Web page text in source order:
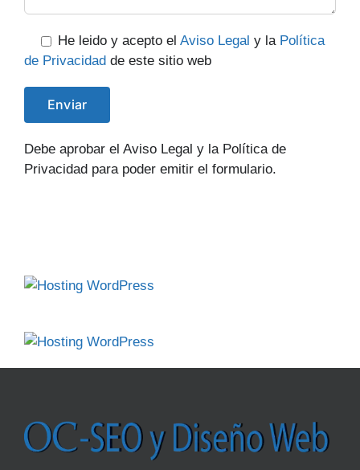
He leido y acepto el Aviso Legal y la Política
de Privacidad de este sitio web
Debe aprobar el Aviso Legal y la Política de
Privacidad para poder emitir el formulario.